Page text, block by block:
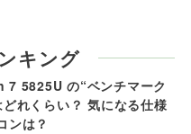
キング
7 5825U の“ベンチマーク
れくらい？ 気になる仕様
ンは？